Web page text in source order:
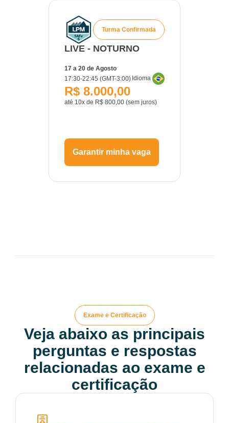
Turma Confirmada
LIVE - NOTURNO
17 a 20 de Agosto
17:30-22:45 (GMT-3:00) Idioma
R$ 8.000,00
até 10x de R$ 800,00 (sem juros)
Garantir minha vaga
Exame e Certificação
Veja abaixo as principais
perguntas e respostas
relacionadas ao exame e
certificação